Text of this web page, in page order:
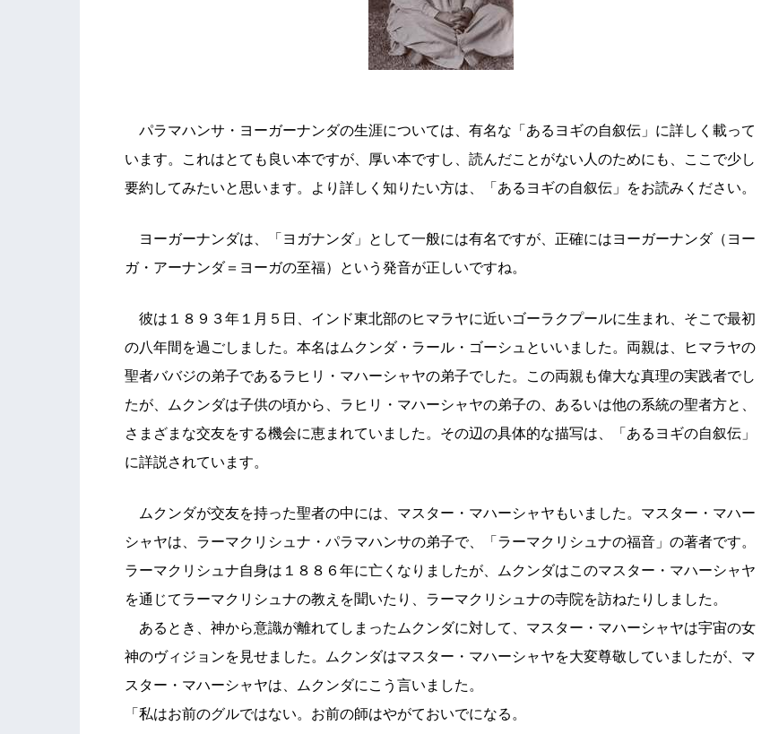
パラマハンサ・ヨーガーナンダの生涯については、有名な「あるヨギの自叙伝」に詳しく載って
います。これはとても良い本ですが、厚い本ですし、読んだことがない人のためにも、ここで少し
要約してみたいと思います。より詳しく知りたい方は、「あるヨギの自叙伝」をお読みください。
ヨーガーナンダは、「ヨガナンダ」として一般には有名ですが、正確にはヨーガーナンダ（ヨー
ガ・アーナンダ＝ヨーガの至福）という発音が正しいですね。
彼は１８９３年１月５日、インド東北部のヒマラヤに近いゴーラクプールに生まれ、そこで最初
の八年間を過ごしました。本名はムクンダ・ラール・ゴーシュといいました。両親は、ヒマラヤの
聖者ババジの弟子であるラヒリ・マハーシャヤの弟子でした。この両親も偉大な真理の実践者でし
たが、ムクンダは子供の頃から、ラヒリ・マハーシャヤの弟子の、あるいは他の系統の聖者方と、
さまざまな交友をする機会に恵まれていました。その辺の具体的な描写は、「あるヨギの自叙伝」
に詳説されています。
ムクンダが交友を持った聖者の中には、マスター・マハーシャヤもいました。マスター・マハー
シャヤは、ラーマクリシュナ・パラマハンサの弟子で、「ラーマクリシュナの福音」の著者です。
ラーマクリシュナ自身は１８８６年に亡くなりましたが、ムクンダはこのマスター・マハーシャヤ
を通じてラーマクリシュナの教えを聞いたり、ラーマクリシュナの寺院を訪ねたりしました。
あるとき、神から意識が離れてしまったムクンダに対して、マスター・マハーシャヤは宇宙の女
神のヴィジョンを見せました。ムクンダはマスター・マハーシャヤを大変尊敬していましたが、マ
スター・マハーシャヤは、ムクンダにこう言いました。
「私はお前のグルではない。お前の師はやがておいでになる。